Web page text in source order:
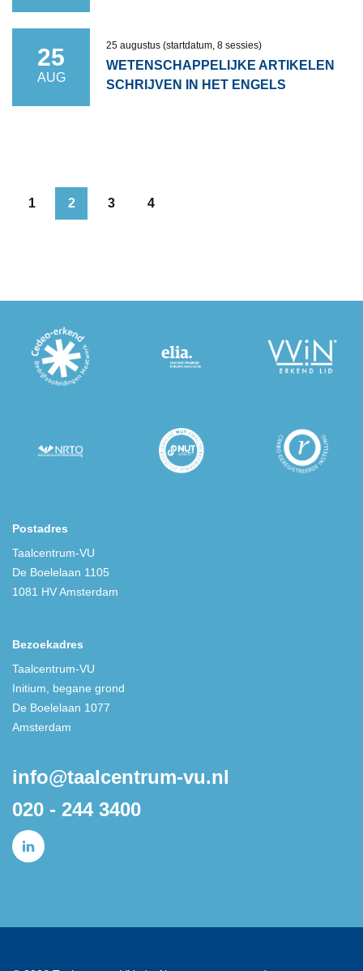
25
AUG
25 augustus (startdatum, 8 sessies)
WETENSCHAPPELIJKE ARTIKELEN
SCHRIJVEN IN HET ENGELS
1 2 3 4
Postadres
Taalcentrum-VU
De Boelelaan 1105
1081 HV Amsterdam
Bezoekadres
Taalcentrum-VU
Initium, begane grond
De Boelelaan 1077
Amsterdam
info@taalcentrum-vu.nl
020 - 244 3400